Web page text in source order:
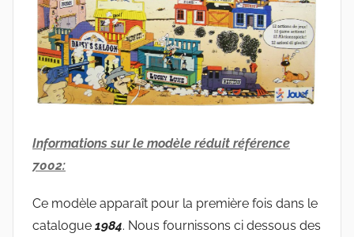
Informations sur le modèle réduit référence
7002:
Ce modèle apparaît pour la première fois dans le
catalogue 1984. Nous fournissons ci dessous des